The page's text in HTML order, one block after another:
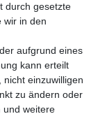
durch gesetzte
wir in den
aufgrund eines
kann erteilt
einzuwilligen
zu ändern oder
und weitere